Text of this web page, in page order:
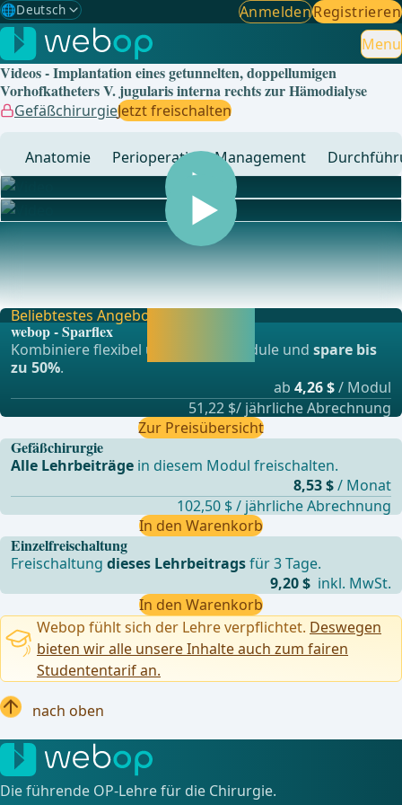
🌐Deutsch
Gewählte Sprache: Deutsch
🇩🇪 Deutsch ✓
🇬🇧English
🇪🇸Spanisch
🇧🇷Brasilianisch
AnmeldenRegistrieren
Menu
Videos - Implantation eines getunnelten, doppellumigen
Vorhofkatheters V. jugularis interna rechts zur Hämodialyse
GefäßchirurgieJetzt freischalten
Anatomie Perioperatives Management
... - Operationen aus der Allgemein-, Viszeral- und
Transplationschirurgie, Gefässchirurgie und Thor
Einzelfreischaltung
Freischaltungdieses Lehrbeitragsfür 3 Tage.
9,20 $ inkl. MwSt.
In den Warenkorb
Beliebtestes Angebot
webop - Sparflex
Kombiniere flexibel unsere Lernmodule undspare bis
zu 50%.
ab 4,26 $/ Modul
51,22 $/ jährliche Abrechnung
Zur Preisübersicht
Gefäßchirurgie
Alle Lehrbeiträge in diesem Modul freischalten.
8,53 $/ Monat
102,50 $ / jährliche Abrechnung
In den Warenkorb
Webop fühlt sich der Lehre verpflichtet. Deswegen
bieten wir alle unsere Inhalte auch zum fairen
Studententarif an.
nach oben
Die führende OP-Lehre für die Chirurgie.